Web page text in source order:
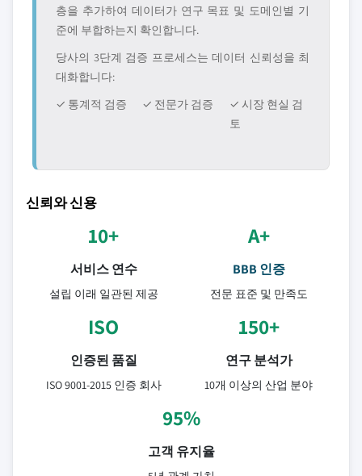
층을 추가하여 데이터가 연구 목표 및 도메인별 기
준에 부합하는지 확인합니다.
당사의 3단계 검증 프로세스는 데이터 신뢰성을 최
대화합니다:
✓ 통계적 검증
✓ 전문가 검증
✓ 시장 현실 검
토
신뢰와 신용
10+
서비스 연수
설립 이래 일관된 제공
A+
BBB 인증
전문 표준 및 만족도
ISO
인증된 품질
ISO 9001-2015 인증 회사
150+
연구 분석가
10개 이상의 산업 분야
95%
고객 유지율